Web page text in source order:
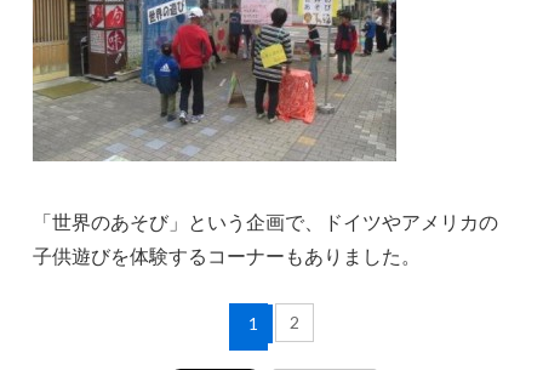
「世界のあそび」という企画で、ドイツやアメリカの
子供遊びを体験するコーナーもありました。
1 2